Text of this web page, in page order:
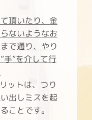
頂いたり、金
ないようなお
で通り、やり
手”を介して行
ットは、つり
出しミスを起
ことです。